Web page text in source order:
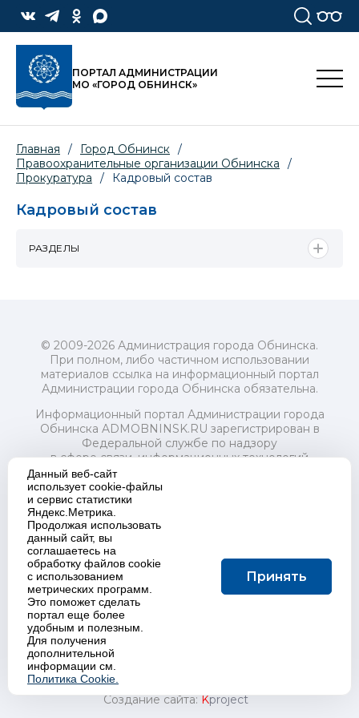
ПОРТАЛ АДМИНИСТРАЦИИ
МО «ГОРОД ОБНИНСК»
Главная / Город Обнинск /
Правоохранительные организации Обнинска
/
Прокуратура
/ Кадровый состав
Кадровый состав
РАЗДЕЛЫ
© 2009-2026 Администрация города Обнинска.
При полном, либо частичном использовании
материалов ссылка на информационный портал
Администрации города Обнинска обязательна.
Информационный портал Администрации города
Обнинска ADMOBNINSK.RU зарегистрирован в
Федеральной службе по надзору
в сфере связи, информационных технологий
и массовых коммуникаций (Роскомнадзор) 24 июля
2018 года.
Свидетельство о регистрации Эл № ФС77-73321
Учредитель: Администрация (исполнительно-
распорядительный орган) городского округа "Город
Обнинск". Главный редактор: Байкова Е.А.
Адрес электронной почты Редакции:
redactor@admobninsk.ru
Телефон Редакции: +7 (484) 395-85-85
Настоящий ресурс содержит материалы 18+
Политика в отношении обработки персональных
Создание сайта:Kproject
Данный веб-сайт
использует cookie-файлы
и сервис статистики
Яндекс.Метрика.
Продолжая использовать
данный сайт, вы
соглашаетесь на
обработку файлов cookie
с использованием
метрических программ.
Это поможет сделать
портал еще более
удобным и полезным.
Для получения
дополнительной
информации см.
Политика Cookie.
Принять